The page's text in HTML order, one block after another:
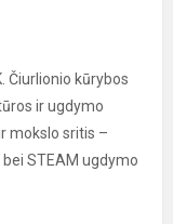
Čiurlionio kūrybos
ir ugdymo
mokslo sritis –
STEAM ugdymo